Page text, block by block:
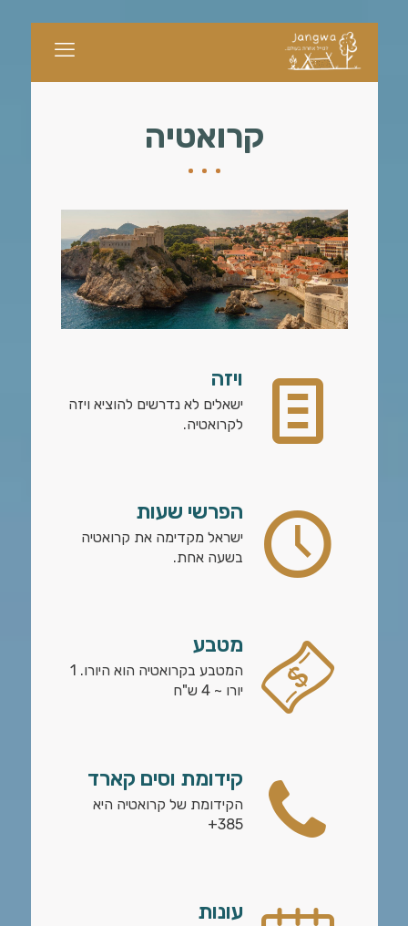
קרואטיה
ויזה
ישאלים לא נדרשים להוציא ויזה
לקרואטיה.
הפרשי שעות
ישראל מקדימה את קרואטיה
בשעה אחת.
מטבע
המטבע בקרואטיה הוא היורו. 1
יורו ~ 4 ש"ח
קידומת וסים קארד
הקידומת של קרואטיה היא
385+
עונות